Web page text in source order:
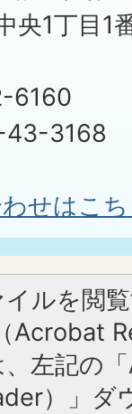
央1丁目1
6160
43-3168
せはこ
イルを閲
Acrobat
左記の
）」ダ